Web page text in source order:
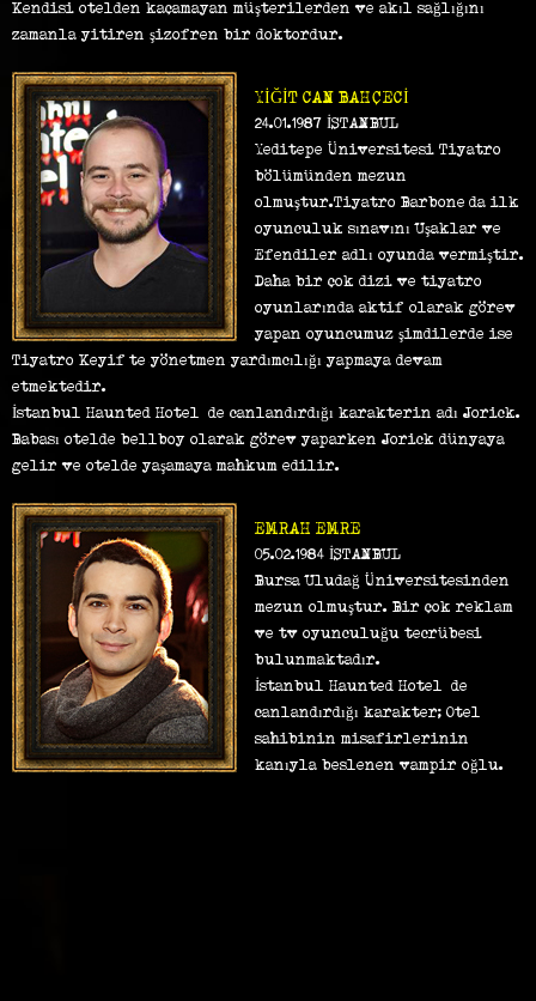
Kendisi otelden kaçamayan müşterilerden ve akıl sağlığını
zamanla yitiren şizofren bir doktordur.
YİĞİT CAN BAHÇECİ
24.01.1987 İSTANBUL
Yeditepe Üniversitesi Tiyatro
bölümünden mezun
olmuştur.Tiyatro Barbone’da ilk
oyunculuk sınavını Uşaklar ve
Efendiler adlı oyunda vermiştir.
Daha bir çok dizi ve tiyatro
oyunlarında aktif olarak görev
yapan oyuncumuz şimdilerde ise
Tiyatro Keyif’te yönetmen yardımcılığı yapmaya devam
etmektedir.
İstanbul Haunted Hotel’ de canlandırdığı karakterin adı Jorick.
Babası otelde bellboy olarak görev yaparken Jorick dünyaya
gelir ve otelde yaşamaya mahkum edilir.
EMRAH EMRE
05.02.1984 İSTANBUL
Bursa Uludağ Üniversitesinden
mezun olmuştur. Bir çok reklam
ve tv oyunculuğu tecrübesi
bulunmaktadır.
İstanbul Haunted Hotel’ de
canlandırdığı karakter; Otel
sahibinin misafirlerinin
kanıyla beslenen vampir oğlu.